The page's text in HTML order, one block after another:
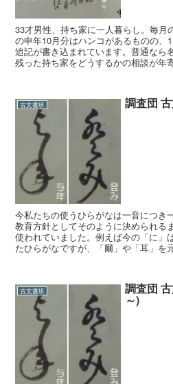
33才男性、持ち家に一人暮らし。毎月
の申年10月分はハンコがあるものの、
追記が書き込まれています。普通なら
残った持ち家をどうするかの相談が年
古文書班 調査団
今私たちの使うひらがなは一音につき
教育方針としてそのように決められる
使われていました。例えば今の「に」
たひらがなですが、「爾」や「耳」を
古文書班 調査団
～)